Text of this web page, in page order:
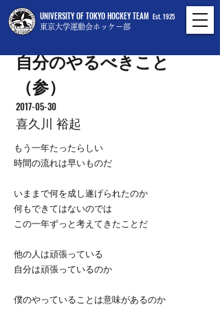
UNIVERSITY OF TOKYO HOCKEY TEAM
東京大学運動会ホッケー部
Est. 1925
自分のやるべきこと
（参）
2017-05-30
喜久川 裕起
もう一年たったらしい
時間の流れは早いものだ
いままで何を成し遂げられたのか
何もできてはないのでは
この一年ずっと考えてきたことだ
他の人は頑張っている
自分は頑張っているのか
僕のやっていることは意味があるのか